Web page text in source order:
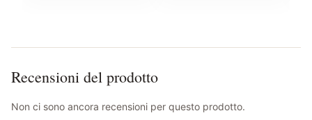
Recensioni del prodotto
Non ci sono ancora recensioni per questo prodotto.